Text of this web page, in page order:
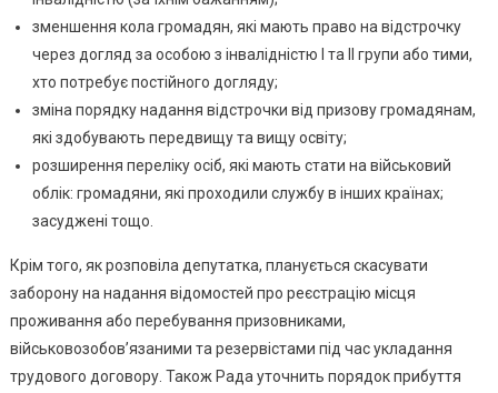
зменшення кола громадян, які мають право на відстрочку
через догляд за особою з інвалідністю І та ІІ групи або тими,
хто потребує постійного догляду;
зміна порядку надання відстрочки від призову громадянам,
які здобувають передвищу та вищу освіту;
розширення переліку осіб, які мають стати на військовий
облік: громадяни, які проходили службу в інших країнах;
засуджені тощо.
Крім того, як розповіла депутатка, планується скасувати
заборону на надання відомостей про реєстрацію місця
проживання або перебування призовниками,
військовозобов’язаними та резервістами під час укладання
трудового договору. Також Рада уточнить порядок прибуття